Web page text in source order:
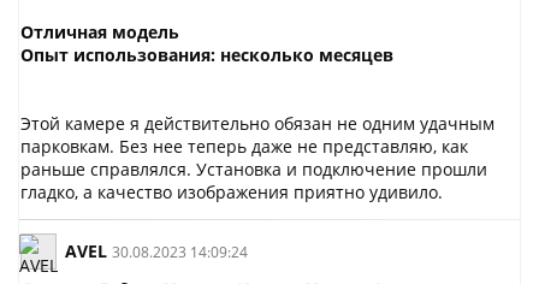
Отличная модель
Опыт использования: несколько месяцев
Этой камере я действительно обязан не одним удачным
парковкам. Без нее теперь даже не представляю, как
раньше справлялся. Установка и подключение прошли
гладко, а качество изображения приятно удивило.
AVEL 30.08.2023 14:09:24